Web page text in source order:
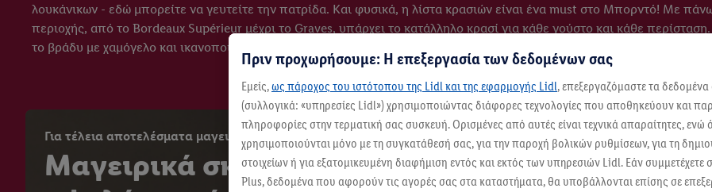
λουκάνικων - εδώ μπορείτε να γευτείτε την πατρίδα. Και φυσικά, η λίστα κρασιών είναι ένα must στο Μπορντό! Με
περιοχής, από το Bordeaux Supérieur μέχρι το Graves, υπάρχει το κατάλληλο κρασί για κάθε γούστο και κάθε
το βράδυ με χαμόγελο και ικανοποιημένα πρόσωπα, ξέρει: έγινε! Η Brasserie Bordelaise είναι κάτι περισσότερο από
Για τέλεια αποτελέσματα μαγειρέματος
Μαγειρικά σκεύη
Πριν προχωρήσουμε: Η επεξεργασία των δεδομένων σας
Εμείς,ως πάροχος του ιστότοπου της Lidl και της εφαρμογής Lidl, επεξεργαζόμαστε τα
(συλλογικά: «υπηρεσίες Lidl») χρησιμοποιώντας διάφορες τεχνολογίες που αποθηκεύουν και
πληροφορίες στην τερματική σας συσκευή. Ορισμένες από αυτές είναι τεχνικά απαραίτητες, ενώ
χρησιμοποιούνται μόνο με τη συγκατάθεσή σας, για την παροχή βολικών ρυθμίσεων, για τη
στοιχείων ή για εξατομικευμένη διαφήμιση εντός και εκτός των υπηρεσιών Lidl. Εάν
Plus, δεδομένα που αφορούν τις αγορές σας στα καταστήματα, θα υποβάλλονται επίσης σε